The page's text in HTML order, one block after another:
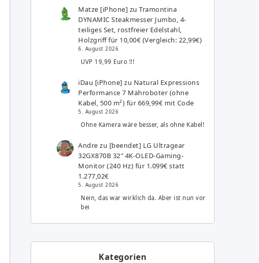
Matze [iPhone] zuTramontina
DYNAMIC Steakmesser Jumbo, 4-
teiliges Set, rostfreier Edelstahl,
Holzgriff für 10,00€ (Vergleich: 22,99€)
6. August 2026
UVP 19,99 Euro !!!
iDau [iPhone] zu Natural Expressions
Performance 7 Mähroboter (ohne
Kabel, 500 m²) für 669,99€ mit Code
5. August 2026
Ohne Kamera wäre besser, als ohne Kabel!
Andre zu [beendet] LG Ultragear
32GX870B 32″ 4K-OLED-Gaming-
Monitor (240 Hz) für 1.099€ statt
1.277,02€
5. August 2026
Nein, das war wirklich da. Aber ist nun vor
bei
Kategorien